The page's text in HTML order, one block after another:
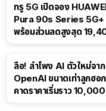
ทรู 5G เปิดจอง
Pura 90s Series 5G+
พร้อมส่วนลดสูงสุด
ลือ! ลำโพง AI ตัวใหม่จาก
OpenAI ขนาดเท่าลูกฮอ
คาดราคาเริ่มราว 10,000